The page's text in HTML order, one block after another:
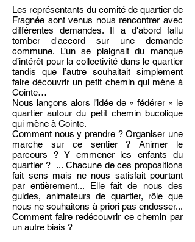
Les représentants du comité de quartier de
Fragnée sont venus nous rencontrer avec
différentes demandes. Il a d'abord fallu
tomber d'accord sur une demande
commune. L’un se plaignait du manque
d’intérêt pour la collectivité dans le quartier
tandis que l’autre souhaitait simplement
faire découvrir un petit chemin qui mène à
Cointe…
Nous lançons alors l’idée de « fédérer » le
quartier autour du petit chemin bucolique
qui mène à Cointe.
Comment nous y prendre ? Organiser une
marche sur ce sentier ? Animer le
parcours ? Y emmener les enfants du
quartier ? ... Chacune de ces propositions
fait sens mais ne nous satisfait pourtant
par entièrement... Elle fait de nous des
guides, animateurs de quartier, rôle que
nous ne souhaitons à priori pas endosser...
Comment faire redécouvrir ce chemin par
un autre biais ?